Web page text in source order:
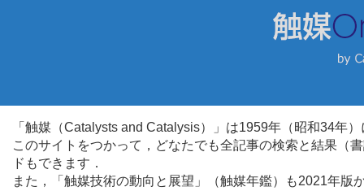
「触媒（Catalysts and Catalysis）」は1959年（昭和34年
このサイトをつかって，どなたでも全記事の検索と結果（
ドもできます．
また，「触媒技術の動向と展望」（触媒年鑑）も2021年